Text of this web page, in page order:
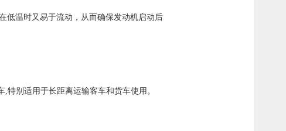
低温时又易于流动，从而确保发动机启动后
特别适用于长距离运输客车和货车使用。